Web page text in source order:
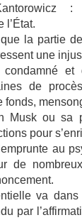
:
l’État.
la partie de
une
condamné et
de
fonds,
Musk ou sa
pour
au
de
va
par